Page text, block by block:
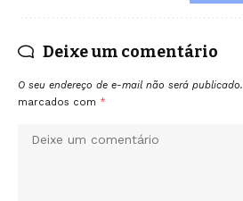
Deixe um comentário
O seu endereço de e-mail não será publicado.
marcados com *